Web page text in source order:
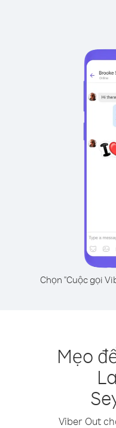
Chọn "Cuộc gọi
Mẹo
Viber Out